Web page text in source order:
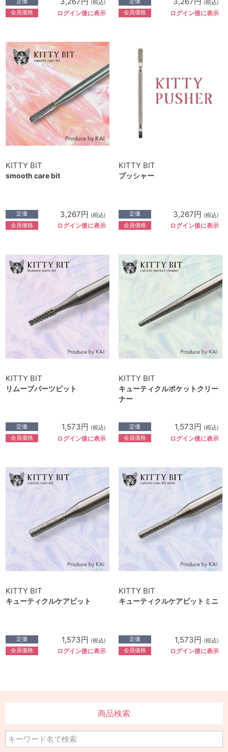
(税込)
会員価格 ログイン後に表示
(税込)
会員価格 ログイン後に表示
KITTY BIT
smooth care bit
定価 3,267円 (税込)
会員価格 ログイン後に表示
KITTY BIT
プッシャー
定価 3,267円 (税込)
会員価格 ログイン後に表示
KITTY BIT
リムーブパーツビット
定価 1,573円 (税込)
会員価格 ログイン後に表示
KITTY BIT
キューティクルポケットクリー
ナー
定価 1,573円 (税込)
会員価格 ログイン後に表示
KITTY BIT
キューティクルケアビット
定価 1,573円 (税込)
会員価格 ログイン後に表示
KITTY BIT
キューティクルケアビットミニ
定価 1,573円 (税込)
会員価格 ログイン後に表示
商品検索